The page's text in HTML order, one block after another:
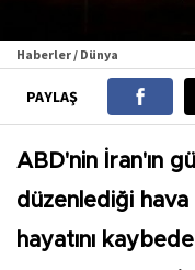
Haberler / Dünya
PAYLAŞ
ABD'nin İran'ın
düzenlediği hava
hayatını